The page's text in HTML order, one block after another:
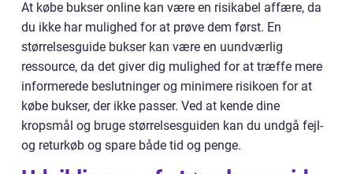
At købe bukser online kan være en risikabel affære, da
du ikke har mulighed for at prøve dem først. En
størrelsesguide bukser kan være en uundværlig
ressource, da det giver dig mulighed for at træffe mere
informerede beslutninger og minimere risikoen for at
købe bukser, der ikke passer. Ved at kende dine
kropsmål og bruge størrelsesguiden kan du undgå fejl-
og returkøb og spare både tid og penge.